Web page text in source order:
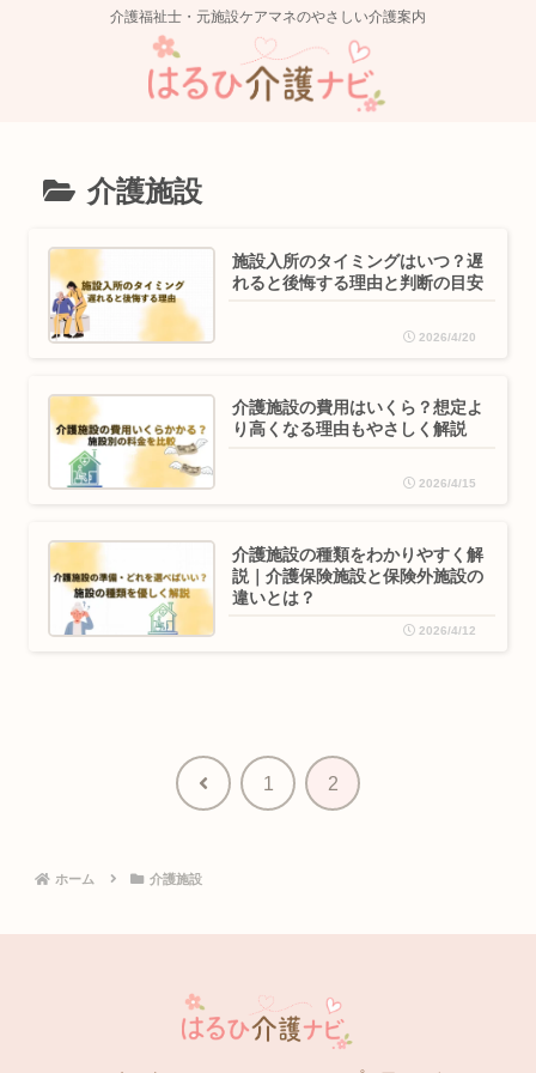
介護福祉士・元施設ケアマネのやさしい介護案内
介護施設
施設入所のタイミングはいつ？遅
れると後悔する理由と判断の目安
2026/4/20
介護施設の費用はいくら？想定よ
り高くなる理由もやさしく解説
2026/4/15
介護施設の種類をわかりやすく解
説｜介護保険施設と保険外施設の
違いとは？
2026/4/12
前 1 2
ホーム 介護施設